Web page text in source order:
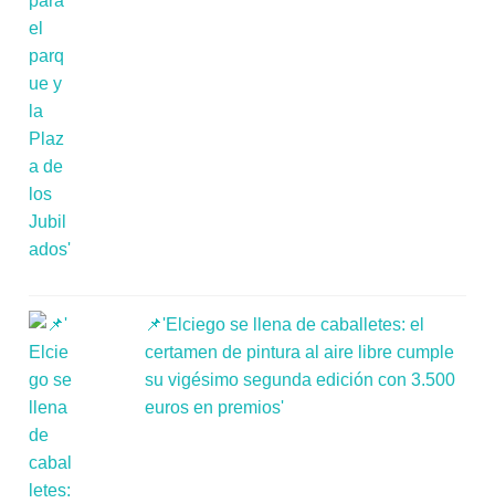
📌'Elciego se llena de caballetes: el
certamen de pintura al aire libre cumple
su vigésimo segunda edición con 3.500
euros en premios'